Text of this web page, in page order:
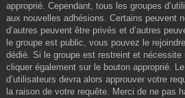
approprié. Cependant, tous les groupes
aux nouvelles adhésions. Certains peuvent
d’autres peuvent être privés et d’autres
le groupe est public, vous pouvez le
dédié. Si le groupe est restreint et nécessite
cliquer également sur le bouton approprié.
d’utilisateurs devra alors approuver votre
la raison de votre requête. Merci de ne pas